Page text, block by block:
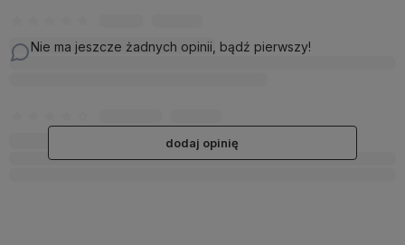
Nie ma jeszcze żadnych opinii, bądź pierwszy!
dodaj opinię